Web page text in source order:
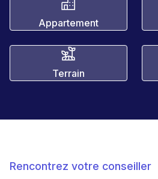
Appartement
Terrain
Rencontrez votre conseiller